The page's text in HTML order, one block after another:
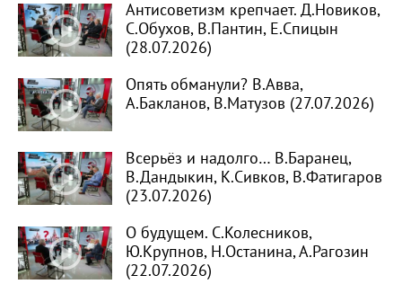
Антисоветизм крепчает. Д.Новиков,
С.Обухов, В.Пантин, Е.Спицын
(28.07.2026)
Опять обманули? В.Авва,
А.Бакланов, В.Матузов (27.07.2026)
Всерьёз и надолго… В.Баранец,
В.Дандыкин, К.Сивков, В.Фатигаров
(23.07.2026)
О будущем. С.Колесников,
Ю.Крупнов, Н.Останина, А.Рагозин
(22.07.2026)